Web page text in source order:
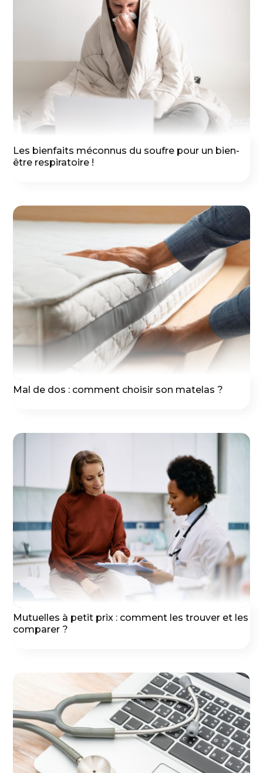
Les bienfaits méconnus du soufre pour un bien-
être respiratoire !
Mal de dos : comment choisir son matelas ?
Mutuelles à petit prix : comment les trouver et les
comparer ?